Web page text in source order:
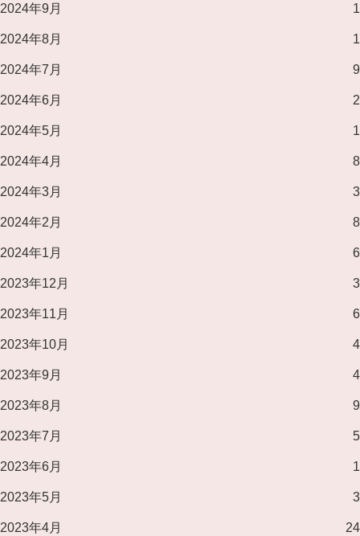
2024年9月 1
2024年8月 1
2024年7月 9
2024年6月 2
2024年5月 1
2024年4月 8
2024年3月 3
2024年2月 8
2024年1月 6
2023年12月 3
2023年11月 6
2023年10月 4
2023年9月 4
2023年8月 9
2023年7月 5
2023年6月 1
2023年5月 3
2023年4月 24